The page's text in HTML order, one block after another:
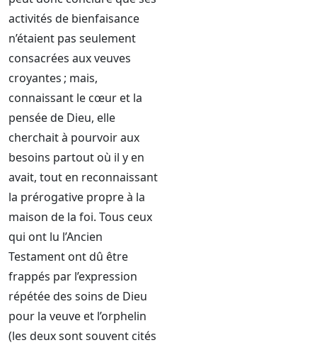
activités de bienfaisance
n’étaient pas seulement
consacrées aux veuves
croyantes ; mais,
connaissant le cœur et la
pensée de Dieu, elle
cherchait à pourvoir aux
besoins partout où il y en
avait, tout en reconnaissant
la prérogative propre à la
maison de la foi. Tous ceux
qui ont lu l’Ancien
Testament ont dû être
frappés par l’expression
répétée des soins de Dieu
pour la veuve et l’orphelin
(les deux sont souvent cités